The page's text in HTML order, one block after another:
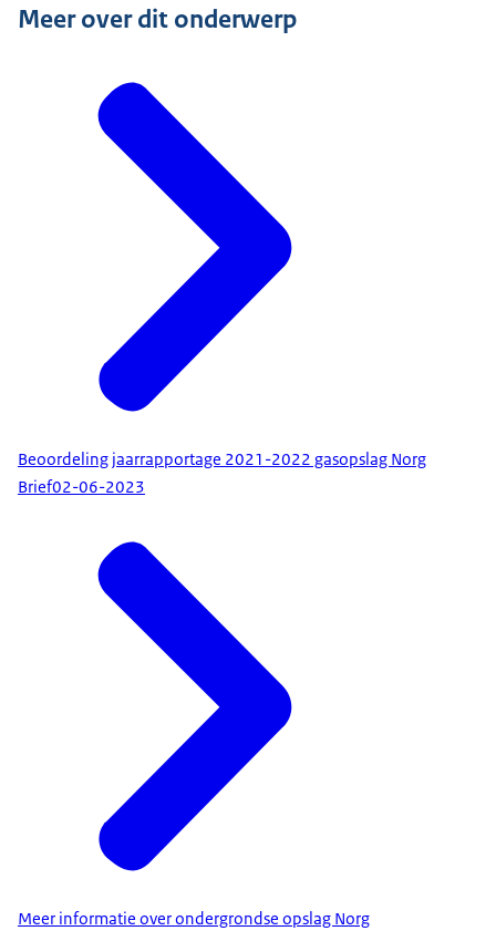
Meer over dit onderwerp
Beoordeling jaarrapportage 2021-2022 gasopslag Norg
Brief02-06-2023
Meer informatie over ondergrondse opslag Norg